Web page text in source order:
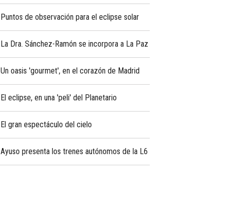
Puntos de observación para el eclipse solar
La Dra. Sánchez-Ramón se incorpora a La Paz
Un oasis 'gourmet', en el corazón de Madrid
El eclipse, en una 'peli' del Planetario
El gran espectáculo del cielo
Ayuso presenta los trenes autónomos de la L6